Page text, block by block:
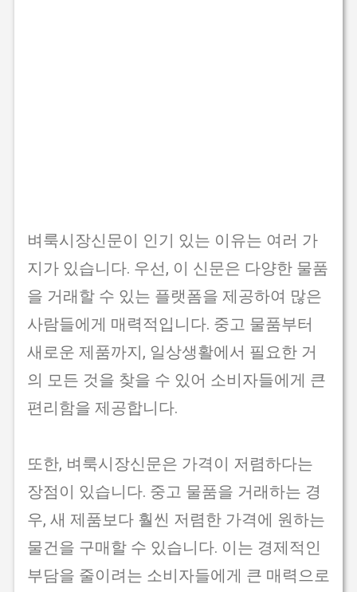
벼룩시장신문이 인기 있는 이유는 여러 가
지가 있습니다. 우선, 이 신문은 다양한 물품
을 거래할 수 있는 플랫폼을 제공하여 많은
사람들에게 매력적입니다. 중고 물품부터
새로운 제품까지, 일상생활에서 필요한 거
의 모든 것을 찾을 수 있어 소비자들에게 큰
편리함을 제공합니다.
또한, 벼룩시장신문은 가격이 저렴하다는
장점이 있습니다. 중고 물품을 거래하는 경
우, 새 제품보다 훨씬 저렴한 가격에 원하는
물건을 구매할 수 있습니다. 이는 경제적인
부담을 줄이려는 소비자들에게 큰 매력으로